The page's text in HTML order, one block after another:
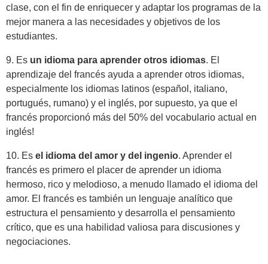
clase, con el fin de enriquecer y adaptar los programas de la
mejor manera a las necesidades y objetivos de los
estudiantes.
9. Es un idioma para aprender otros idiomas. El
aprendizaje del francés ayuda a aprender otros idiomas,
especialmente los idiomas latinos (español, italiano,
portugués, rumano) y el inglés, por supuesto, ya que el
francés proporcionó más del 50% del vocabulario actual en
inglés!
10. Es el idioma del amor y del ingenio. Aprender el
francés es primero el placer de aprender un idioma
hermoso, rico y melodioso, a menudo llamado el idioma del
amor. El francés es también un lenguaje analítico que
estructura el pensamiento y desarrolla el pensamiento
crítico, que es una habilidad valiosa para discusiones y
negociaciones.